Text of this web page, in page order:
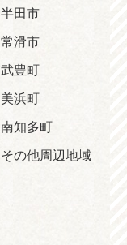
半田市
常滑市
武豊町
美浜町
南知多町
その他周辺地域